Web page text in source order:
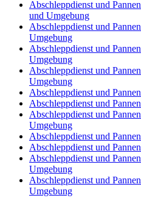
Abschleppdienst und
und Umgebung
Abschleppdienst und
Umgebung
Abschleppdienst und
Umgebung
Abschleppdienst und
Umgebung
Abschleppdienst und
Abschleppdienst und
Abschleppdienst und
Umgebung
Abschleppdienst und
Abschleppdienst und
Abschleppdienst und
Umgebung
Abschleppdienst und
Umgebung